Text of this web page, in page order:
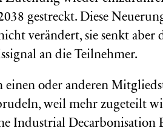
gestreckt. Diese
verändert, sie senkt aber
an die Teilnehmer.
einen oder anderen
weil mehr zugeteilt
Industrial Decarbonisation